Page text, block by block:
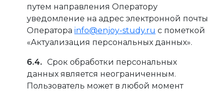
путем направления Оператору
уведомление на адрес электронной почты
Оператора info@enjoy-study.ru с пометкой
«Актуализация персональных данных».
Срок обработки персональных
данных является неограниченным.
Пользователь может в любой момент